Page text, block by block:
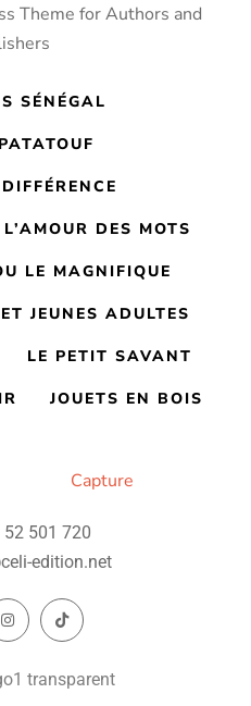
SÉNÉGAL
L’AMOUR DES MOTS
LE MAGNIFIQUE
JEUNES ADULTES
LE PETIT SAVANT
JOUETS EN BOIS
52 501 720
edition.net